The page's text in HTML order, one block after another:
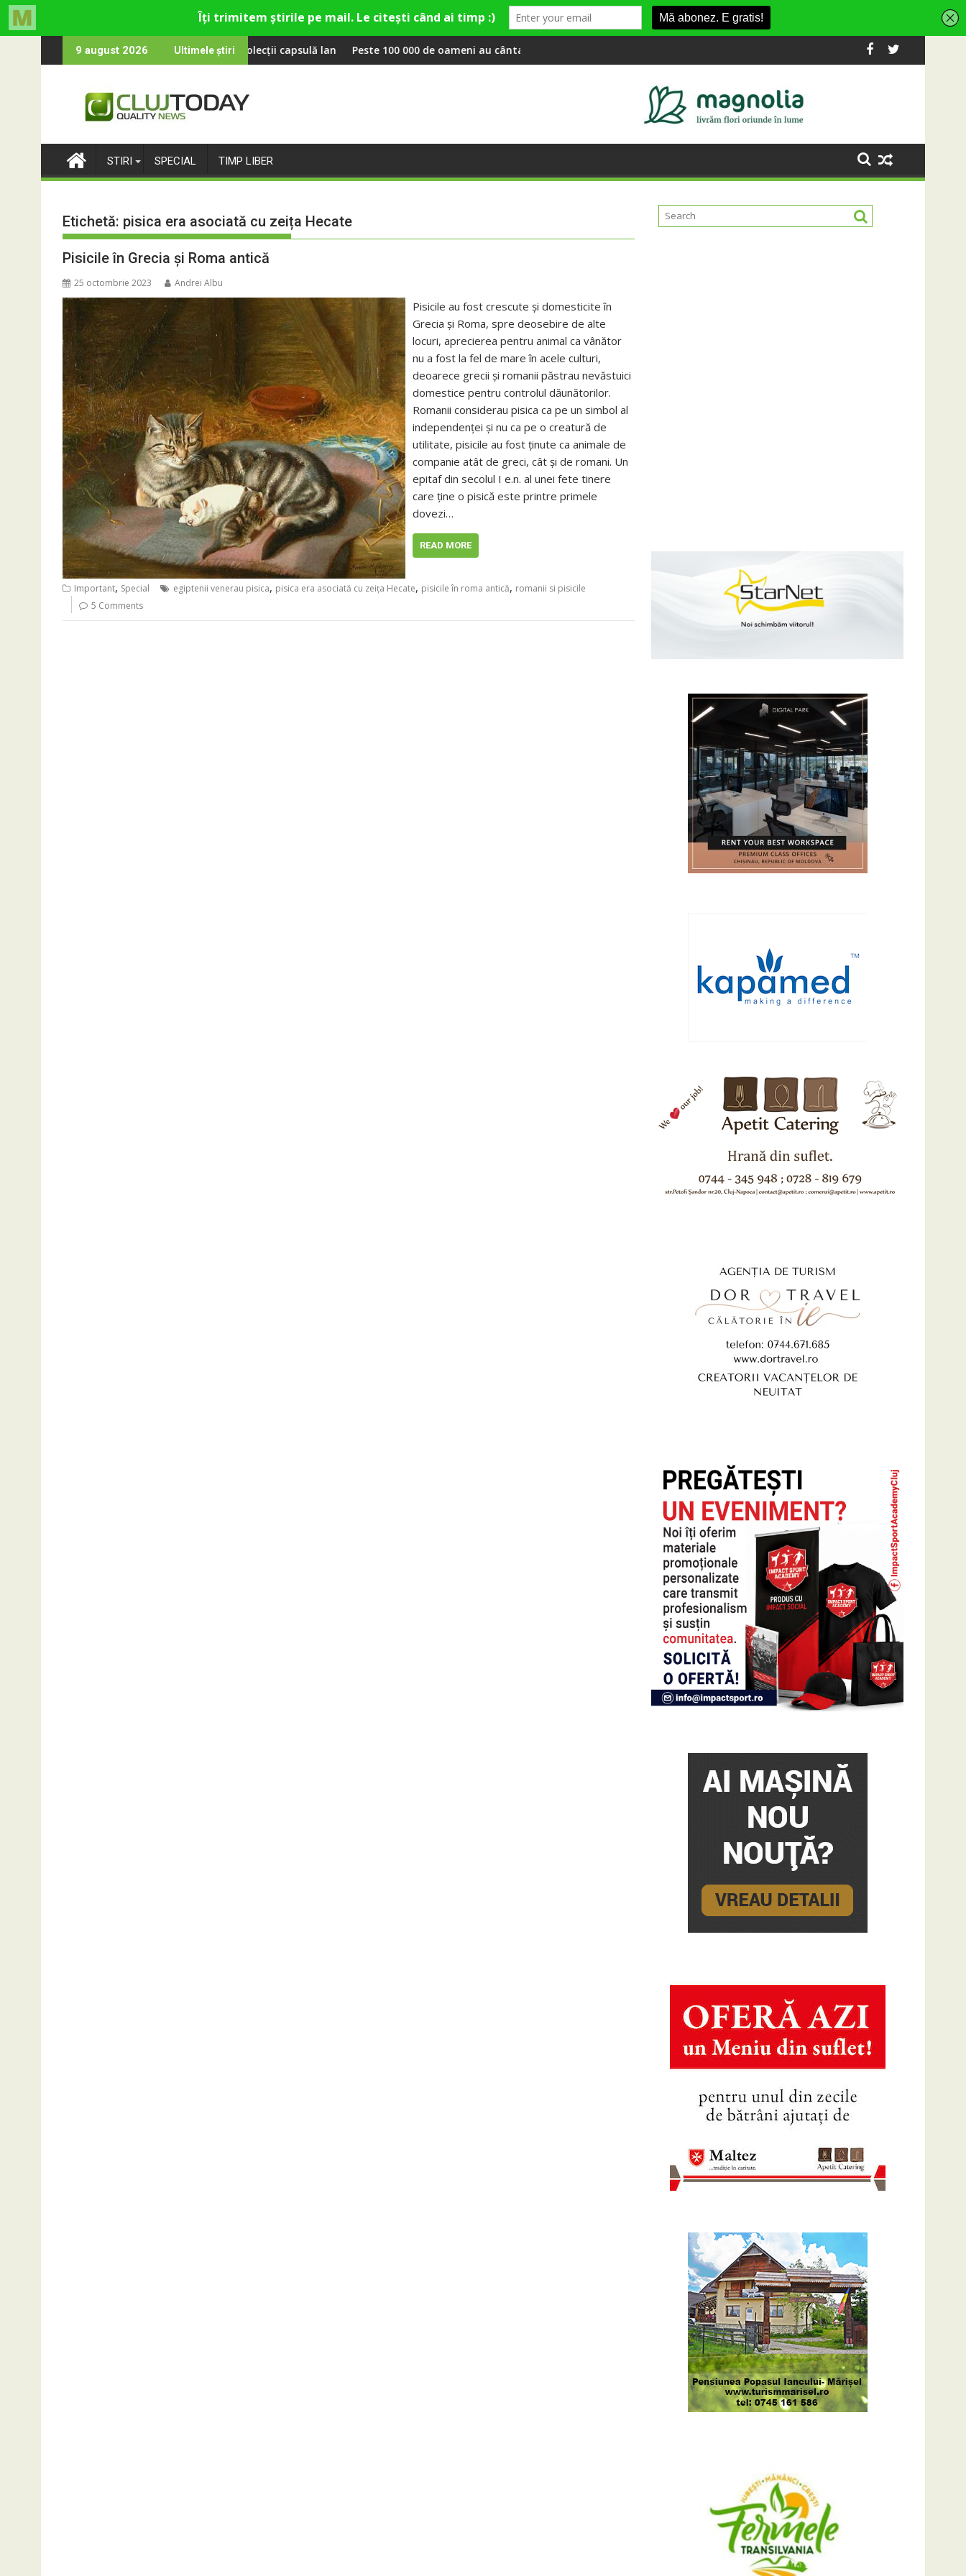
to
9 august 2026 Ultimele știri
revine la UNTOLD 2026: Colecții capsulă lansate cu Gina, Smiley și Theo Rose și comercianți români parteneri, în premieră la Fashion Village
Peste 100 000 de oameni au cântat, la Untold, împreună cu StingRIVUS transformă fosta platformă Carbochim într-un nou centru cultural și de
Când luna devine o întrebare
STIRI SPECIAL TIMP LIBER
Etichetă: pisica era asociată cu zeița Hecate
Pisicile în Grecia și Roma antică
25 octombrie 2023 Andrei Albu
Pisicile au fost crescute și domesticite în
Grecia și Roma, spre deosebire de alte
locuri, aprecierea pentru animal ca vânător
nu a fost la fel de mare în acele culturi,
deoarece grecii și romanii păstrau nevăstuici
domestice pentru controlul dăunătorilor.
Romanii considerau pisica ca pe un simbol al
independenței și nu ca pe o creatură de
utilitate, pisicile au fost ținute ca animale de
companie atât de greci, cât și de romani. Un
epitaf din secolul I e.n. al unei fete tinere
care ține o pisică este printre primele
dovezi…
READ MORE
Important, Special egiptenii venerau pisica, pisica era asociată cu zeița Hecate, pisicile în roma antică, romanii si pisicile
5 Comments